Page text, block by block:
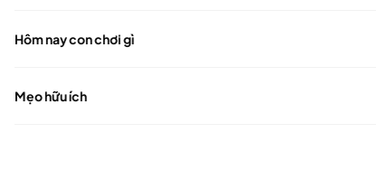
Hôm nay con chơi gì
Mẹo hữu ích